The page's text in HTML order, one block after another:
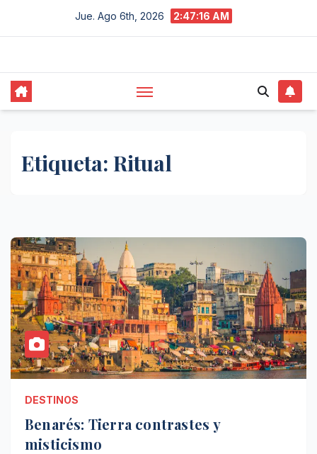
Jue. Ago 6th, 2026 2:47:16 AM
Etiqueta: Ritual
DESTINOS
Benarés: Tierra contrastes y
misticismo